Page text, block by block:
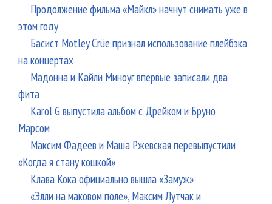
Продолжение фильма «Майкл» начнут снимать уже в
этом году
Басист Mötley Crüe признал использование плейбэка
на концертах
Мадонна и Кайли Миноуг впервые записали два
фита
Karol G выпустила альбом с Дрейком и Бруно
Марсом
Максим Фадеев и Маша Ржевская перевыпустили
«Когда я стану кошкой»
Клава Кока официально вышла «Замуж»
«Элли на маковом поле», Максим Лутчак и